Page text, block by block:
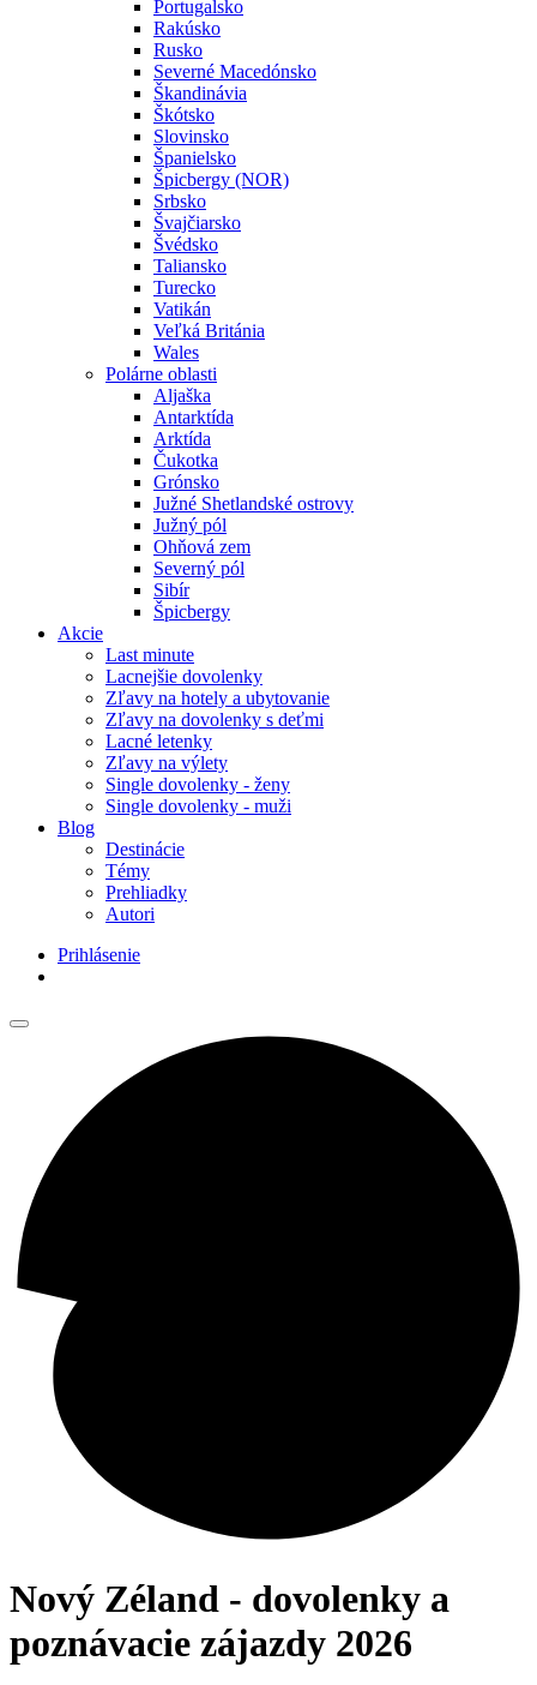
Portugalsko
Rakúsko
Rusko
Severné Macedónsko
Škandinávia
Škótsko
Slovinsko
Španielsko
Špicbergy (NOR)
Srbsko
Švajčiarsko
Švédsko
Taliansko
Turecko
Vatikán
Veľká Británia
Wales
Polárne oblasti
Aljaška
Antarktída
Arktída
Čukotka
Grónsko
Južné Shetlandské ostrovy
Južný pól
Ohňová zem
Severný pól
Sibír
Špicbergy
Akcie
Last minute
Lacnejšie dovolenky
Zľavy na hotely a ubytovanie
Zľavy na dovolenky s deťmi
Lacné letenky
Zľavy na výlety
Single dovolenky - ženy
Single dovolenky - muži
Blog
Destinácie
Témy
Prehliadky
Autori
Prihlásenie
Nový Zéland - dovolenky a
poznávacie zájazdy 2026